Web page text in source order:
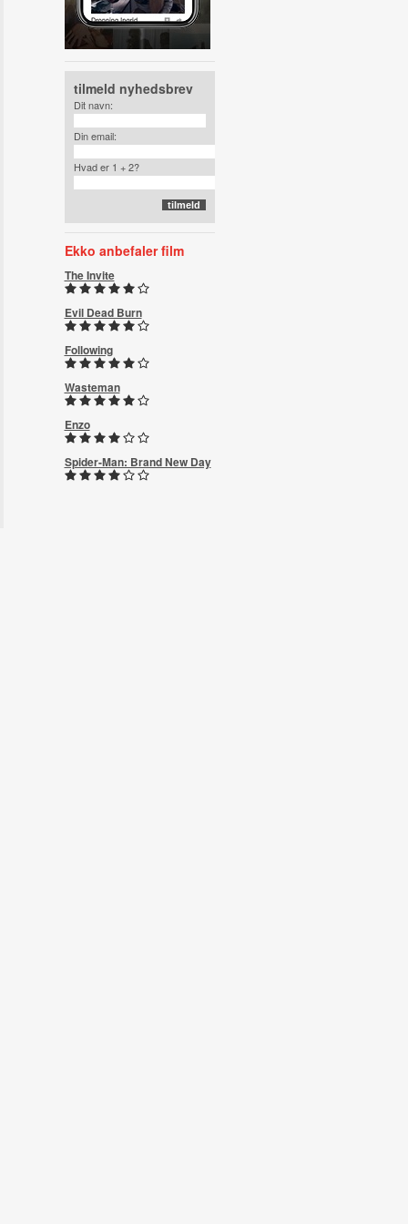
tilmeld nyhedsbrev
Dit navn:
Din email:
Hvad er 1 + 2?
Ekko anbefaler film
The Invite
Evil Dead Burn
Following
Wasteman
Enzo
Spider-Man: Brand New Day